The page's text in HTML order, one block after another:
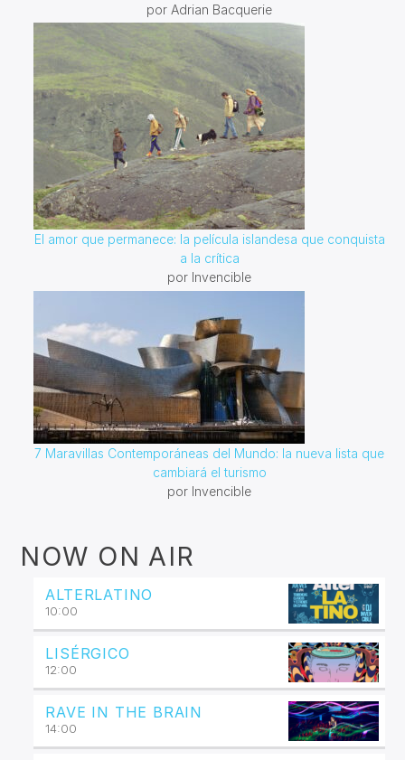
por Adrian Bacquerie
El amor que permanece: la película islandesa que conquista
a la crítica
por Invencible
7 Maravillas Contemporáneas del Mundo: la nueva lista que
cambiará el turismo
por Invencible
NOW ON AIR
ALTERLATINO
10:00
LISÉRGICO
12:00
RAVE IN THE BRAIN
14:00